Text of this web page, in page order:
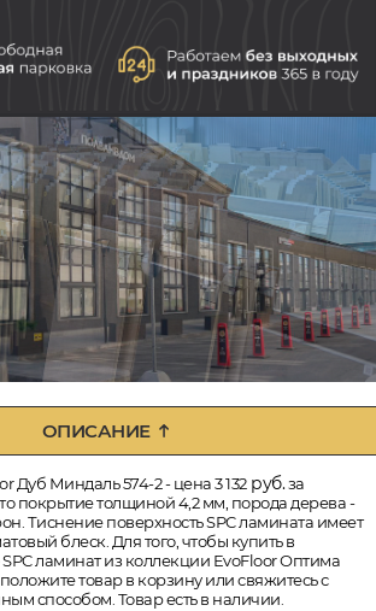
ОПИСАНИЕ
Дуб Миндаль 574-2 - цена 3 132руб.за
покрытие толщиной 4,2 мм, порода дерева -
Тиснение поверхность SPC ламината имеет
блеск. Для того, чтобы купить в
ламинат из коллекции EvoFloor Оптима
товар в корзину или свяжитесь с
способом. Товар есть в наличии.